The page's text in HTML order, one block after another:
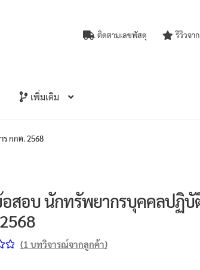
ติดตามเลขพัสดุ รีวิวจา
เพิ่มเติม
กกต. 2568
สอบ นักทรัพยากรบุคคลปฏิบั
(1 บทวิจารณ์จากลูกค้า)